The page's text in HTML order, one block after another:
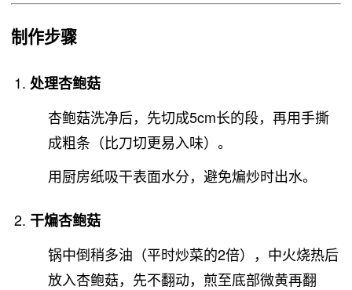
制作步骤
处理杏鲍菇
杏鲍菇洗净后，先切成5cm长的段，再用手撕
成粗条（比刀切更易入味）。
用厨房纸吸干表面水分，避免煸炒时出水。
干煸杏鲍菇
锅中倒稍多油（平时炒菜的2倍），中火烧热后
放入杏鲍菇，先不翻动，煎至底部微黄再翻